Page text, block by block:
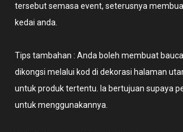
tersebut semasa event, seterusnya
kedai anda.
Tips tambahan : Anda boleh membuat
dikongsi melalui kod di dekorasi halaman
untuk produk tertentu. Ia bertujuan supaya
untuk menggunakannya.